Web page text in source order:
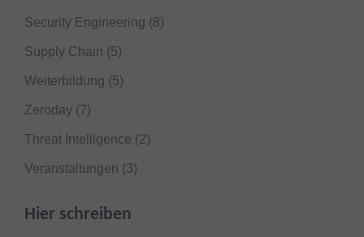
Security Engineering (8)
Supply Chain (5)
Weiterbildung (5)
Zeroday (7)
Threat Intelligence (2)
Veranstaltungen (3)
Hier schreiben